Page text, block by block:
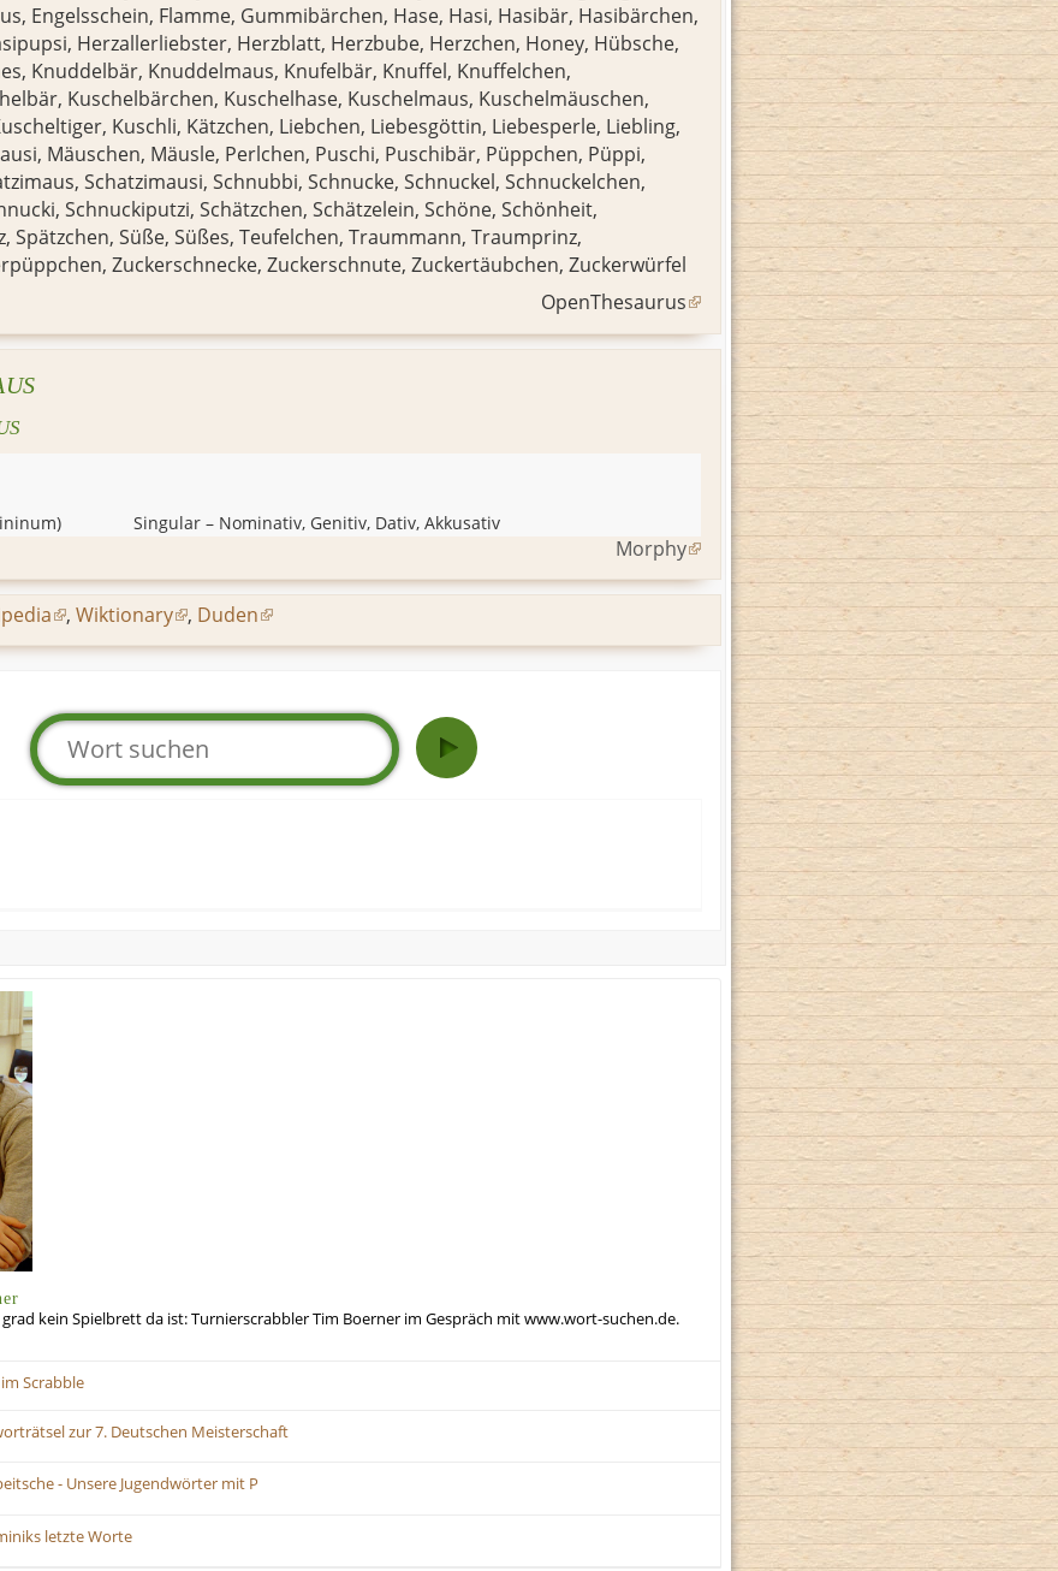
, Engelsschein, Flamme, Gummibärchen, Hase, Hasi, Hasibär, Hasibärchen,
, Herzallerliebster, Herzblatt, Herzbube, Herzchen, Honey, Hübsche,
, Knuddelbär, Knuddelmaus, Knufelbär, Knuffel, Knuffelchen,
, Kuschelbärchen, Kuschelhase, Kuschelmaus, Kuschelmäuschen,
, Kuschli, Kätzchen, Liebchen, Liebesgöttin, Liebesperle, Liebling,
, Mäuschen, Mäusle, Perlchen, Puschi, Puschibär, Püppchen, Püppi,
, Schatzimausi, Schnubbi, Schnucke, Schnuckel, Schnuckelchen,
, Schnuckiputzi, Schätzchen, Schätzelein, Schöne, Schönheit,
, Spätzchen, Süße, Süßes, Teufelchen, Traummann, Traumprinz,
, Zuckerschnecke, Zuckerschnute, Zuckertäubchen, Zuckerwürfel
OpenThesaurus
) Singular – Nominativ, Genitiv, Dativ, Akkusativ
Morphy
, Wiktionary , Duden
kein Spielbrett da ist: Turnierscrabbler Tim Boerner im Gespräch mit www.wort-suchen.de.
Scrabble
zur 7. Deutschen Meisterschaft
- Unsere Jugendwörter mit P
letzte Worte